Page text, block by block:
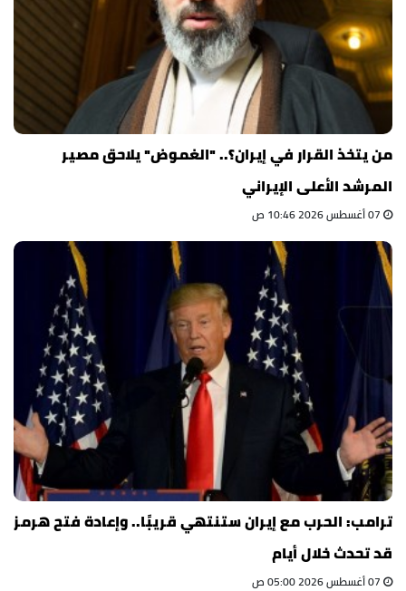
من يتخذ القرار في إيران؟.. "الغموض" يلاحق مصير
المرشد الأعلى الإيراني
ترامب: الحرب مع إيران ستنتهي قريبًا.. وإعادة فتح هرمز
قد تحدث خلال أيام